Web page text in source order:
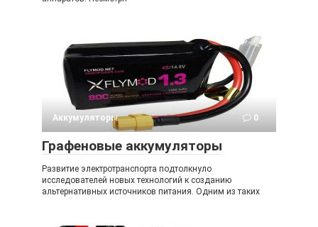
Аккумуляторы 0
Графеновые аккумуляторы
Развитие электротранспорта подтолкнуло
исследователей новых технологий к созданию
альтернативных источников питания. Одним из таких